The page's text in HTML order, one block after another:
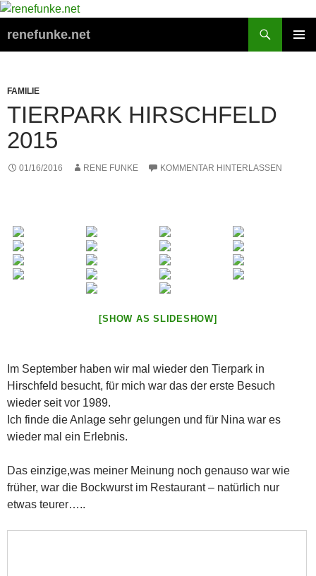
Zum
springen
renefunke.net
FAMILIE
TIERPARK HIRSCHFELD
2015
01/16/2016 RENE FUNKE KOMMENTAR HINTERLASSEN
[SHOW AS SLIDESHOW]
Im September haben wir mal wieder den Tierpark in
Hirschfeld besucht, für mich war das der erste Besuch
wieder seit vor 1989.
Ich finde die Anlage sehr gelungen und für Nina war es
wieder mal ein Erlebnis.
Das einzige,was meiner Meinung noch genauso war wie
früher, war die Bockwurst im Restaurant – natürlich nur
etwas teurer…..